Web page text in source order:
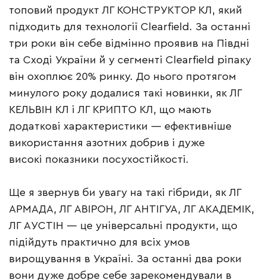
топовий продукт ЛГ КОНСТРУКТОР КЛ, який
підходить для технології Clearfield. За останні
три роки він себе відмінно проявив на Півдні
та Сході України й у сегменті Clearfield ріпаку
він охоплює 20% ринку. До нього протягом
минулого року додалися такі новинки, як ЛГ
КЕЛЬВІН КЛ і ЛГ КРИПТО КЛ, що мають
додаткові характеристики — ефективніше
використання азотних добрив і дуже
високі показники посухостійкості.
Ще я звернув би увагу на такі гібриди, як ЛГ
АРМАДА, ЛГ АВІРОН, ЛГ АНТІГУА, ЛГ АКАДЕМІК,
ЛГ АУСТІН — це універсальні продукти, що
підійдуть практично для всіх умов
вирощування в Україні. За останні два роки
вони дуже добре себе зарекомендували в